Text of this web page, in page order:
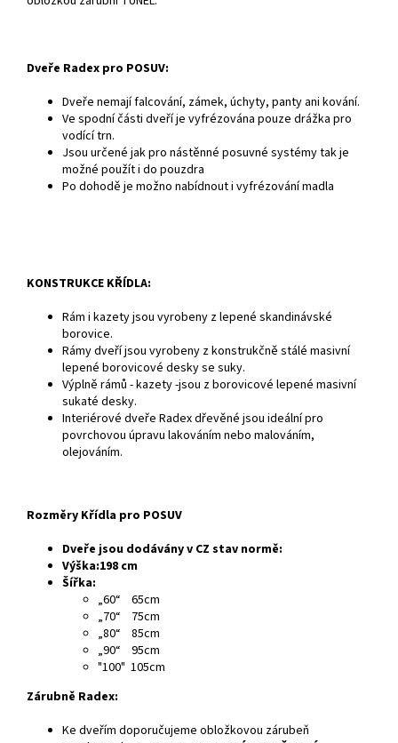
Dveře Radex pro POSUV:
Dveře nemají falcování, zámek, úchyty, panty ani kování.
Ve spodní části dveří je vyfrézována pouze drážka pro
vodící trn.
Jsou určené jak pro nástěnné posuvné systémy tak je
možné použít i do pouzdra
Po dohodě je možno nabídnout i vyfrézování madla
KONSTRUKCE KŘÍDLA:
Rám i kazety jsou vyrobeny z lepené skandinávské
borovice.
Rámy dveří jsou vyrobeny z konstrukčně stálé masivní
lepené borovicové desky se suky.
Výplně rámů - kazety -jsou z borovicové lepené masivní
sukaté desky.
Interiérové dveře Radex dřevěné jsou ideální pro
povrchovou úpravu lakováním nebo malováním,
olejováním.
Rozměry Křídla pro POSUV
Dveře jsou dodávány v CZ stav normě:
Výška:198 cm
Šířka:
„60“ 65cm
„70“ 75cm
„80“ 85cm
„90“ 95cm
"100" 105cm
Zárubně Radex:
Ke dveřím doporučujeme obložkovou zárubeň